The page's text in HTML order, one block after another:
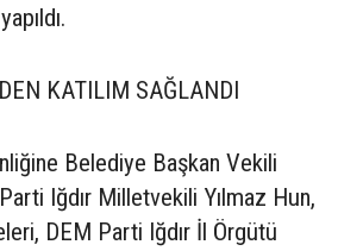
KATILIM SAĞLANDI
Belediye Başkan Vekili
Iğdır Milletvekili Yılmaz Hun,
DEM Parti Iğdır İl Örgütü